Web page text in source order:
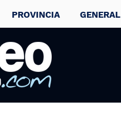
PROVINCIA GENERAL